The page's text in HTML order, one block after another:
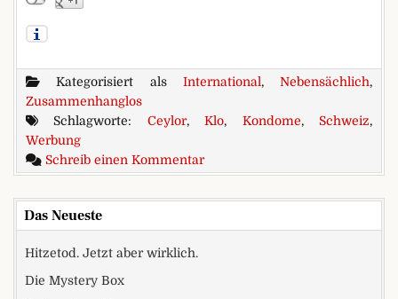
Kategorisiert als International, Nebensächlich,
Zusammenhanglos
Schlagworte: Ceylor,Klo, Kondome, Schweiz,
Werbung
Schreib einen Kommentarzu Für’s Klo?
Das Neueste
Hitzetod. Jetzt aber wirklich.
Die Mystery Box